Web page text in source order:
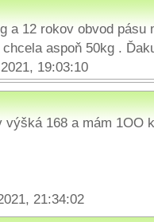
a 12 rokov obvod pásu
aspoň 50kg .
19:03:10
168 a mám 1OO
21:34:02